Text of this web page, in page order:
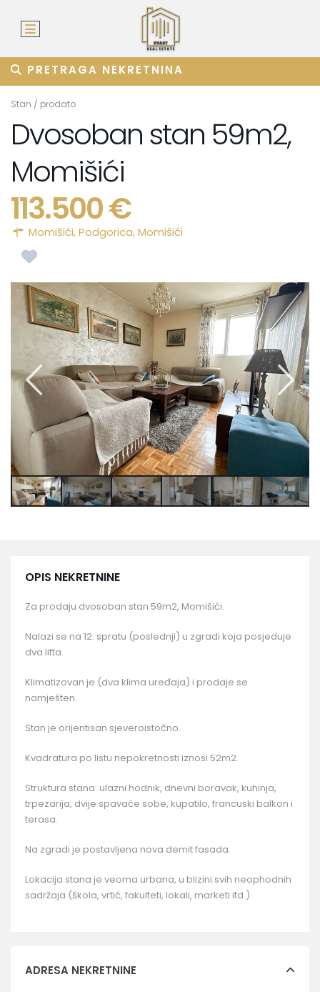
PRETRAGA NEKRETNINA
Stan / prodato
Dvosoban stan 59m2,
Momišići
113.500 €
Momišići,Podgorica,Momišići
OPIS NEKRETNINE
Za prodaju dvosoban stan 59m2, Momišići.
Nalazi se na 12. spratu (poslednji) u zgradi koja posjeduje
dva lifta.
Klimatizovan je (dva klima uređaja) i prodaje se
namješten.
Stan je orijentisan sjeveroistočno.
Kvadratura po listu nepokretnosti iznosi 52m2.
Struktura stana: ulazni hodnik, dnevni boravak, kuhinja,
trpezarija, dvije spavaće sobe, kupatilo, francuski balkon i
terasa.
Na zgradi je postavljena nova demit fasada.
Lokacija stana je veoma urbana, u blizini svih neophodnih
sadržaja (škola, vrtić, fakulteti, lokali, marketi itd.)
ADRESA NEKRETNINE